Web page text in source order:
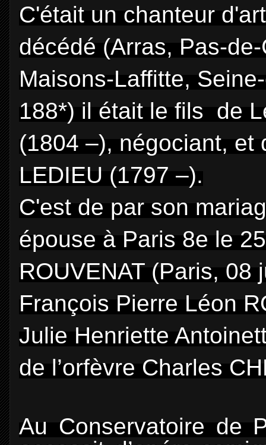
C'était un chanteur
décédé (Arras, Pas-
Maisons-Laffitte,
188*) il était le fils de
(1804 –), négociant, et
LEDIEU (1797 –).
C'est de par son
épouse à Paris 8e le
ROUVENAT (Paris,
François Pierre Léon
Julie Henriette
de l’orfèvre Charles
Au Conservatoire de